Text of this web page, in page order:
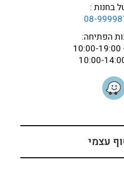
בחנות :
08-
הפתיחה:
עצמי